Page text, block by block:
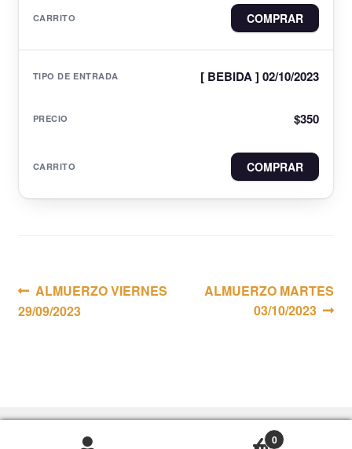
COMPRAR
[ BEBIDA ] 02/10/2023
$350
COMPRAR
Navegación
de
Anterior:
ALMUERZO VIERNES
29/09/2023
Siguiente:
ALMUERZO MARTES
03/10/2023
0